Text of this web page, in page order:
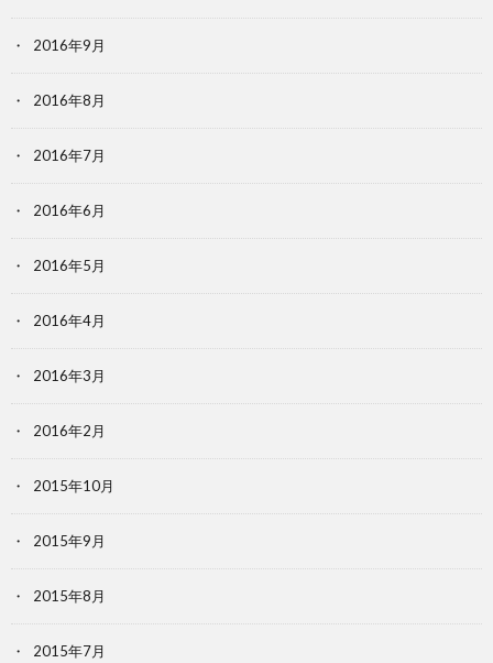
2016年9月
2016年8月
2016年7月
2016年6月
2016年5月
2016年4月
2016年3月
2016年2月
2015年10月
2015年9月
2015年8月
2015年7月